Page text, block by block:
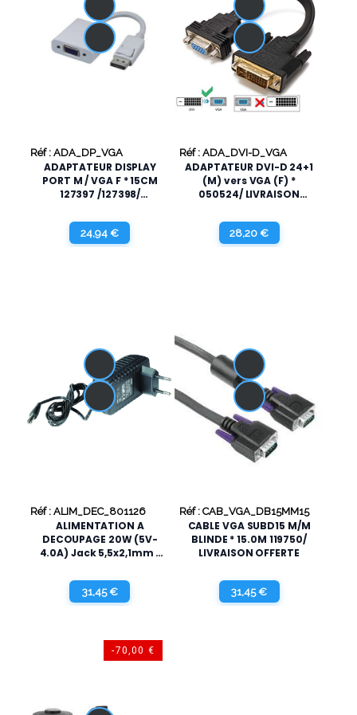
Réf : ADA_DP_VGA
ADAPTATEUR DISPLAY
PORT M / VGA F * 15CM
127397 /127398/
24,94 €
Réf : ADA_DVI-D_VGA
ADAPTATEUR DVI-D 24+1
(M) vers VGA (F) *
050524/ LIVRAISON
28,20 €
Réf : ALIM_DEC_801126
ALIMENTATION A
DECOUPAGE 20W (5V-
4.0A) Jack 5,5x2,1mm *
OFFERTE
31,45 €
Réf : CAB_VGA_DB15MM15
CABLE VGA SUBD15 M/M
BLINDE * 15.0M 119750/
LIVRAISON OFFERTE
31,45 €
-70,00 €